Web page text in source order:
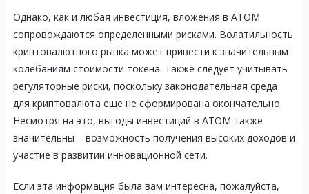
Однако, как и любая инвестиция, вложения в ATOM
сопровождаются определенными рисками. Волатильность
криптовалютного рынка может привести к значительным
колебаниям стоимости токена. Также следует учитывать
регуляторные риски, поскольку законодательная среда
для криптовалюта еще не сформирована окончательно.
Несмотря на это, выгоды инвестиций в ATOM также
значительны – возможность получения высоких доходов и
участие в развитии инновационной сети.
Если эта информация была вам интересна, пожалуйста,